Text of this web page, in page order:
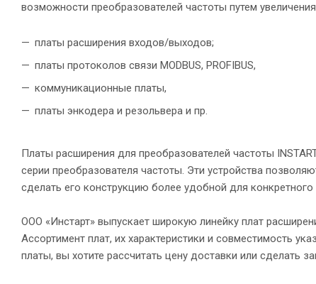
возможности преобразователей частоты путем
платы расширения входов/выходов;
платы протоколов связи MODBUS, PROFIBUS,
коммуникационные платы,
платы энкодера и резольвера и пр.
Платы расширения для преобразователей частоты
серии преобразователя частоты. Эти устройства
сделать его конструкцию более удобной для конкретного
ООО «Инстарт» выпускает широкую линейку плат
Ассортимент плат, их характеристики и совместимость
платы, вы хотите рассчитать цену доставки или сделать